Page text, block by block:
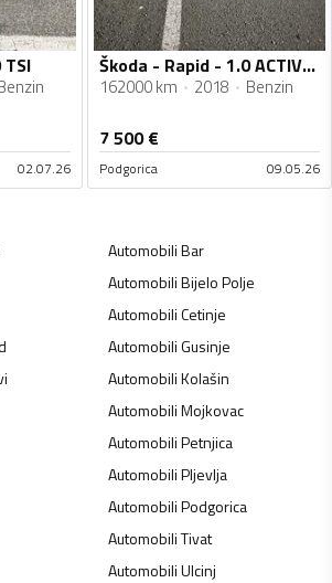
02.07.26
Škoda - Rapid - 1.0 ACTIVE TSI
162000 km 2018 Benzin
7 500€
Podgorica 09.05.26
AutomobiliBar
AutomobiliBijelo Polje
AutomobiliCetinje
AutomobiliGusinje
AutomobiliKolašin
AutomobiliMojkovac
AutomobiliPetnjica
AutomobiliPljevlja
AutomobiliPodgorica
AutomobiliTivat
AutomobiliUlcinj